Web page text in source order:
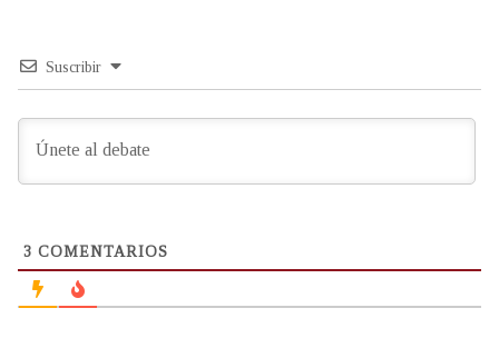
Suscribir
3 COMENTARIOS